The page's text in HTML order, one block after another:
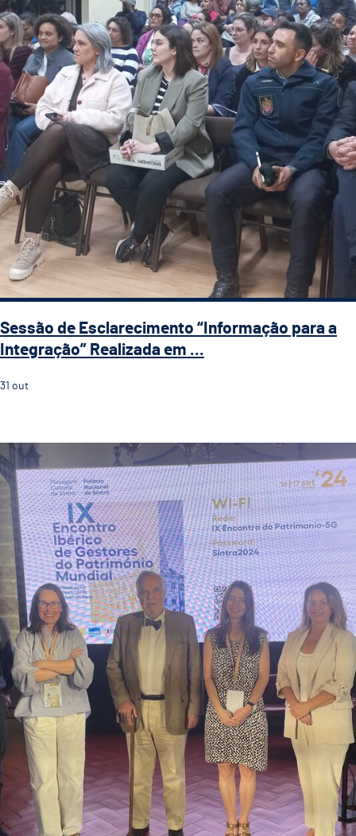
Sessão de Esclarecimento “Informação para a
Integração” Realizada em ...
31 out
Guimarães Representada no IX Encontro Ibérico de